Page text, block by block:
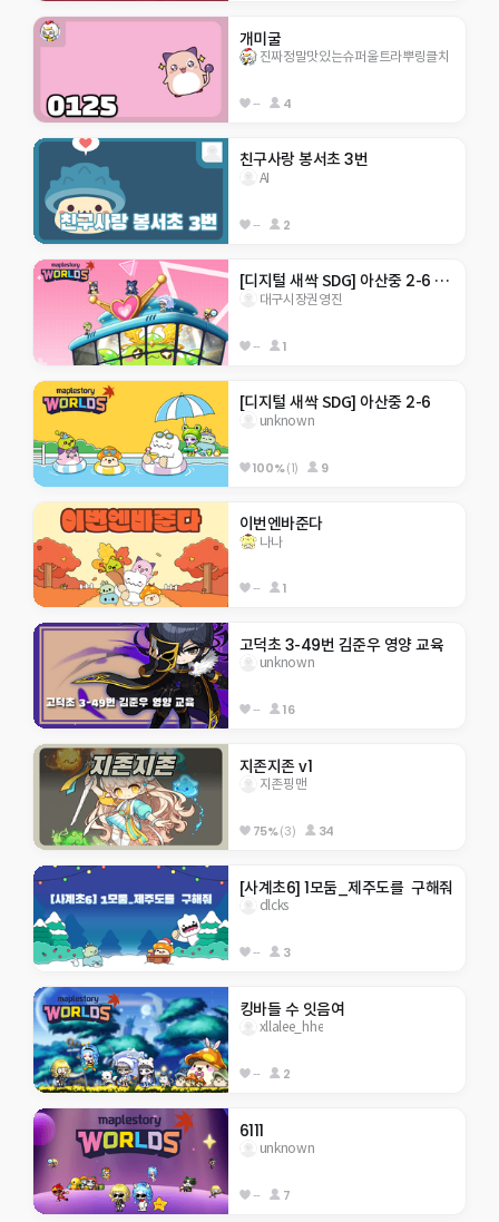
개미굴
진짜정말맛있는슈퍼울트라뿌링클치
-- 4
친구사랑 봉서초 3번
AI
-- 2
[디지털 새싹 SDG] 아산중 2-6 지구 구하기
대구시장권영진
-- 1
[디지털 새싹 SDG] 아산중 2-6
unknown
100%(1) 9
이번엔바준다
나나
-- 1
고덕초 3-49번 김준우 영양 교육
unknown
-- 16
지존지존 v1
지존핑맨
75%(3) 34
[사계초6] 1모둠_제주도를  구해줘
dlcks
-- 3
킹바들 수 잇음여
xllalee_hhe
-- 2
6111
unknown
-- 7